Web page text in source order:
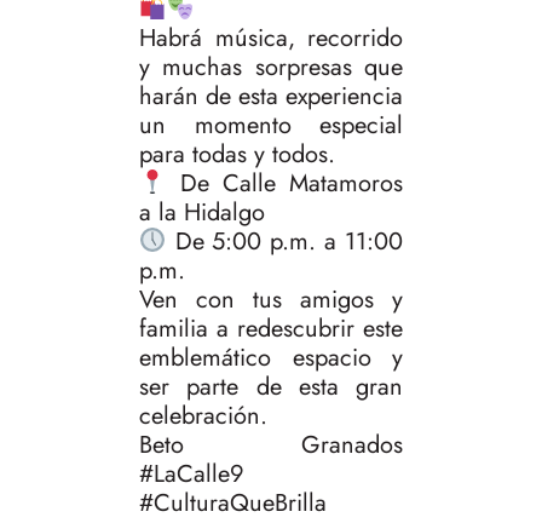
Habrá música, recorrido
y muchas sorpresas que
harán de esta experiencia
un momento especial
para todas y todos.
De Calle Matamoros
a la Hidalgo
De 5:00 p.m. a 11:00
p.m.
Ven con tus amigos y
familia a redescubrir este
emblemático espacio y
ser parte de esta gran
celebración.
Beto Granados
#LaCalle9
#CulturaQueBrilla